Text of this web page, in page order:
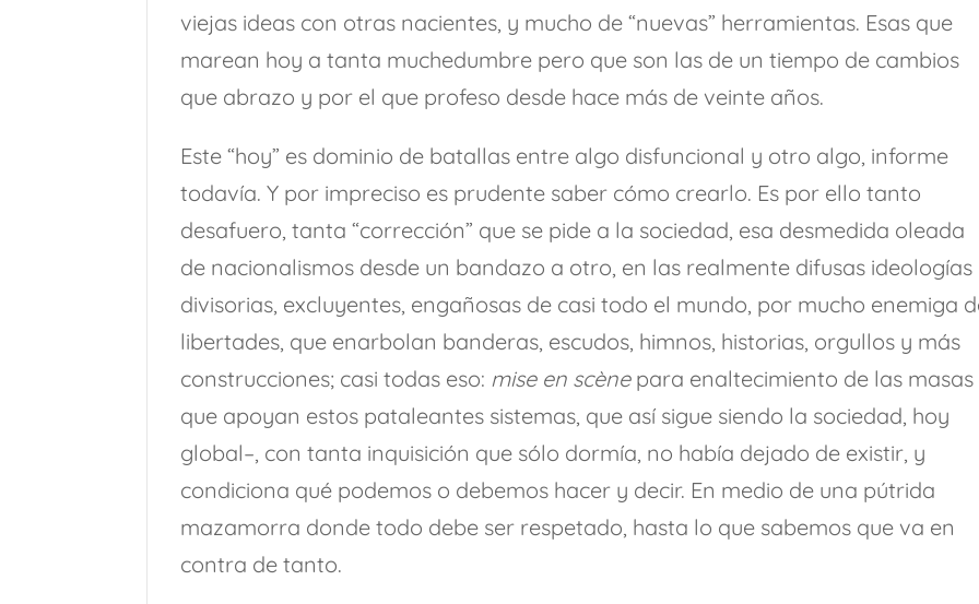
viejas ideas con otras nacientes, y mucho de “nuevas” herramientas. Esas que
marean hoy a tanta muchedumbre pero que son las de un tiempo de cambios
que abrazo y por el que profeso desde hace más de veinte años.
Este “hoy” es dominio de batallas entre algo disfuncional y otro algo, informe
todavía. Y por impreciso es prudente saber cómo crearlo. Es por ello tanto
desafuero, tanta “corrección” que se pide a la sociedad, esa desmedida oleada
de nacionalismos desde un bandazo a otro, en las realmente difusas ideologías
divisorias, excluyentes, engañosas de casi todo el mundo, por mucho enemiga
libertades, que enarbolan banderas, escudos, himnos, historias, orgullos y más
construcciones; casi todas eso: mise en scènepara enaltecimiento de las masas
que apoyan estos pataleantes sistemas, que así sigue siendo la sociedad, hoy
global–, con tanta inquisición que sólo dormía, no había dejado de existir, y
condiciona qué podemos o debemos hacer y decir. En medio de una pútrida
mazamorra donde todo debe ser respetado, hasta lo que sabemos que va en
contra de tanto.